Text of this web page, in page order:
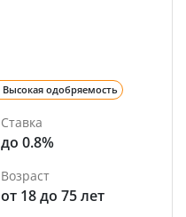
Высокая одобряемость
Ставка
до 0.8%
Возраст
от 18 до 75 лет